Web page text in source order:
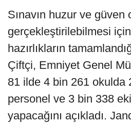
Sınavın huzur ve güven
gerçekleştirilebilmesi
hazırlıkların
Çiftçi, Emniyet Genel
81 ilde 4 bin 261 okulda
personel ve 3 bin 338
yapacağını açıkladı.